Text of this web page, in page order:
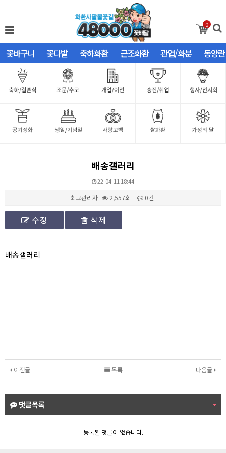
0
꽃바구니 꽃다발 축하화환 근조화환 관엽/화분 동양란
배송갤러리
22-04-11 18:44
최고관리자 2,557회 0건
수정 삭제
배송갤러리
이전글 다음글
목록
댓글목록
등록된 댓글이 없습니다.